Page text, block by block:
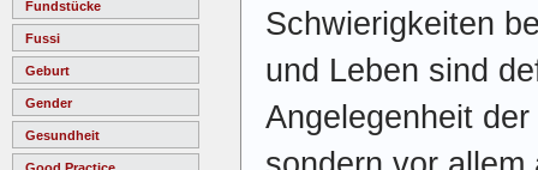
Fundstücke
Fussi
Geburt
Gender
Gesundheit
Schwierigkeiten
und Leben sind
Angelegenheit